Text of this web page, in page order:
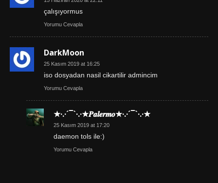
çalışıyormus
Yorumu Cevapla
DarkMoon
25 Kasım 2019 at 16:25
iso dosyadan nasil cikartilir admincim
Yorumu Cevapla
★·.·´¯`·.·★𝑷𝒂𝒍𝒆𝒓𝒎𝒐★·.·´¯`·.·★
25 Kasım 2019 at 17:20
daemon tols ile:)
Yorumu Cevapla